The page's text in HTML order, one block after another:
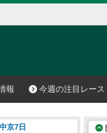
報 今週の注目レース
京7日